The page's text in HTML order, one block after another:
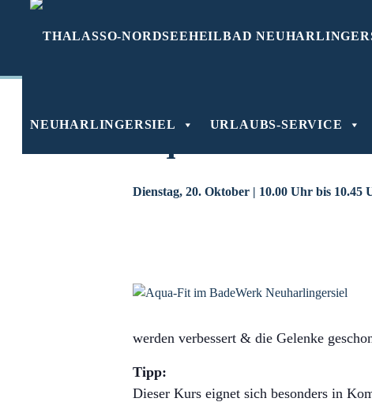
NEUHARLINGERSIEL URLAUBS-SERVICE
Aqua-Fit
Dienstag, 20. Oktober | 10.00 Uhr bis 10.45
werden verbessert & die Gelenke
Tipp:
Dieser Kurs eignet sich besonders in